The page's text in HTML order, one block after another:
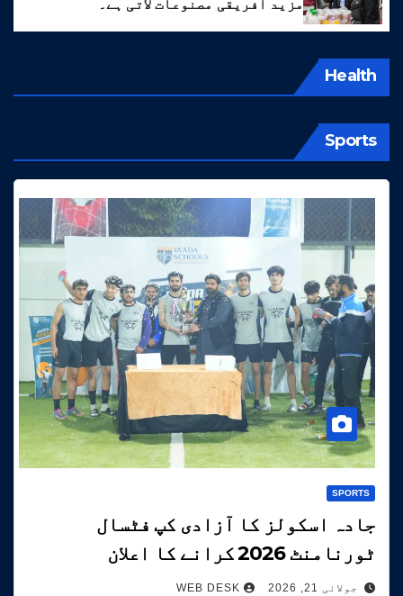
مزید افریقی مصنوعات لاتی ہے۔
Health
Sports
SPORTS
جادہ اسکولز کا آزادی کپ فٹسال
ٹورنامنٹ 2026 کرانے کا اعلان
جولائی 21, 2026 WEB DESK